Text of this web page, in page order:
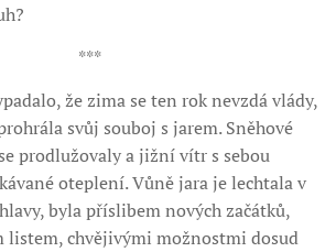
***
že zima se ten rok nevzdá vlády,
svůj souboj s jarem. Sněhové
prodlužovaly a jižní vítr s sebou
oteplení. Vůně jara je lechtala v
byla příslibem nových začátků,
listem, chvějivými možnostmi dosud